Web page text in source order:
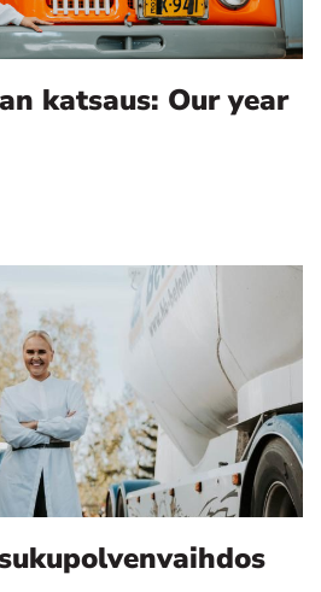
katsaus: Our year